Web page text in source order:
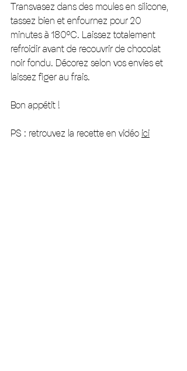
Transvasez dans des moules en silicone,
tassez bien et enfournez pour 20
minutes à 180°C. Laissez totalement
refroidir avant de recouvrir de chocolat
noir fondu. Décorez selon vos envies et
laissez figer au frais.
Bon appétit !
PS : retrouvez la recette en vidéo ici